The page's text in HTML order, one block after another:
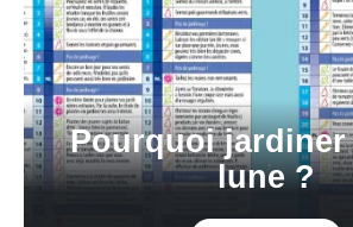
Pourquoi jardiner
lune ?